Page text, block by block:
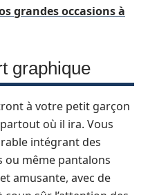
grandes occasions à
graphique
à votre petit garçon
où il ira. Vous
intégrant des
ou même pantalons
amusante, avec de